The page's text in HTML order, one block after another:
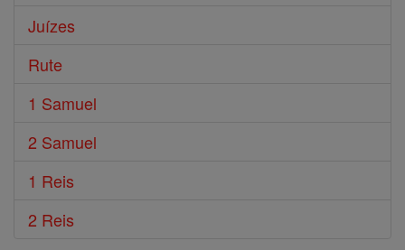
Juízes
Rute
1 Samuel
2 Samuel
1 Reis
2 Reis